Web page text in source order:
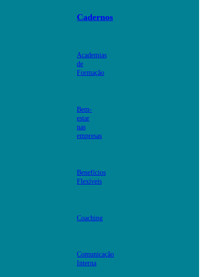
Cadernos
Academias
de
Formação
Bem-
estar
nas
empresas
Benefícios
Flexíveis
Coaching
Comunicação
Interna